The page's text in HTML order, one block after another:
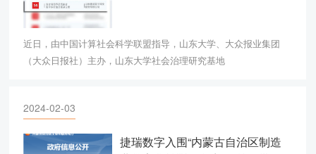
近日，由中国计算社会科学联盟指导，山东大学、大众报业集团
（大众日报社）主办，山东大学社会治理研究基地
2024-02-03
捷瑞数字入围“内蒙古自治区制造